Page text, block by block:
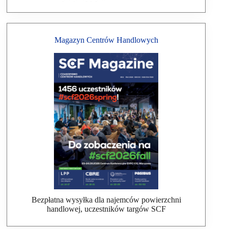
Magazyn Centrów Handlowych
Bezpłatna wysyłka dla najemców powierzchni
handlowej, uczestników targów SCF